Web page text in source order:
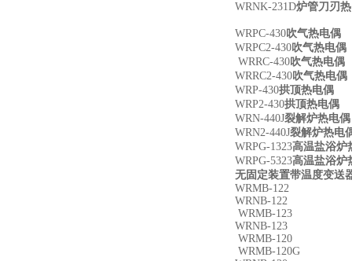
WRNK-231D炉管刀刃
WRPC-430吹气热电偶
WRPC2-430吹气热电偶
WRRC-430吹气热电偶
WRRC2-430吹气热电偶
WRP-430拱顶热电偶
WRP2-430拱顶热电偶
WRN-440J裂解炉热电偶
WRN2-440J裂解炉热电
WRPG-1323高温盐浴炉
WRPG-5323高温盐浴炉
无固定装置带温度变送
WRMB-122
WRNB-122
WRMB-123
WRNB-123
WRMB-120
WRMB-120G